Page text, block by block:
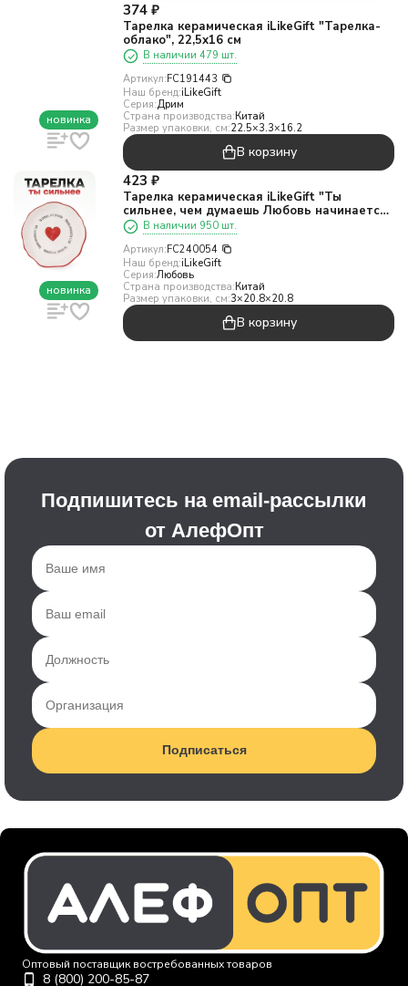
новинка
374 ₽
Тарелка керамическая iLikeGift "Тарелка-
облако", 22,5х16 см
В наличии 479 шт.
Артикул:FC191443
Наш бренд:iLikeGift
Серия:Дрим
Страна производства:Китай
Размер упаковки, см:22.5×3.3×16.2
В корзину
новинка
423 ₽
Тарелка керамическая iLikeGift "Ты
сильнее, чем думаешь Любовь начинается
с себя"В наличии 950 шт.
Артикул:FC240054
Наш бренд:iLikeGift
Серия:Любовь
Страна производства:Китай
Размер упаковки, см:3×20.8×20.8
В корзину
Подпишитесь на email-рассылки
от АлефОпт
Подписаться
Оптовый поставщик востребованных товаров
8 (800) 200-85-87